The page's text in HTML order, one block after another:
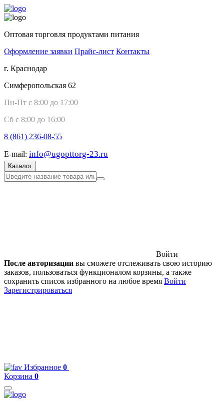
Оптовая торговля продуктами питания
Оформление заявки Прайс-лист Контакты
г. Краснодар
Симферопольская 62
Пн-Пт с 8:00 до 17:00
Сб с 8:00 до 16:00
8 (861) 236-08-55
E-mail: info@ugopttorg-23.ru
Каталог
Войти
После авторизации вы сможете отслеживать свою историю
заказов, пользоваться функционалом корзины, а также
сохранить список избранного на любое время Войти
Зарегистрироваться
Избранное 0
Корзина 0